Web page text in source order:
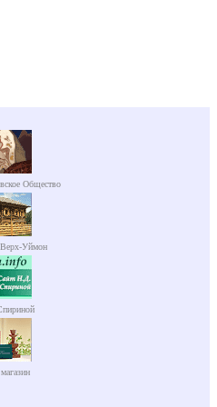
Общество
Уймон